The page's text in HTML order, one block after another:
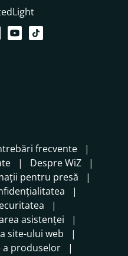
frecvente
Despre WiZ
pentru presă
asistenței
site-ului web
a produselor